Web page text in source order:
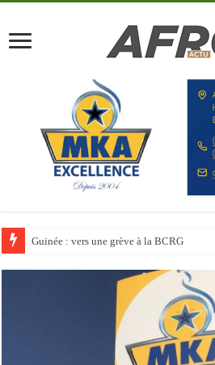
Discours à la Nation : Alassane Ouattara